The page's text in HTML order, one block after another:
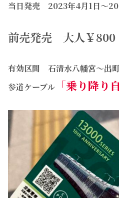
当日発売 2023年4月1日〜
前売発売 大人￥800
有効区間
石清水八幡宮〜出
参道ケーブル
「乗り降り